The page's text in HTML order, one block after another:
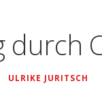
durch
ULRIKE JURITSCH